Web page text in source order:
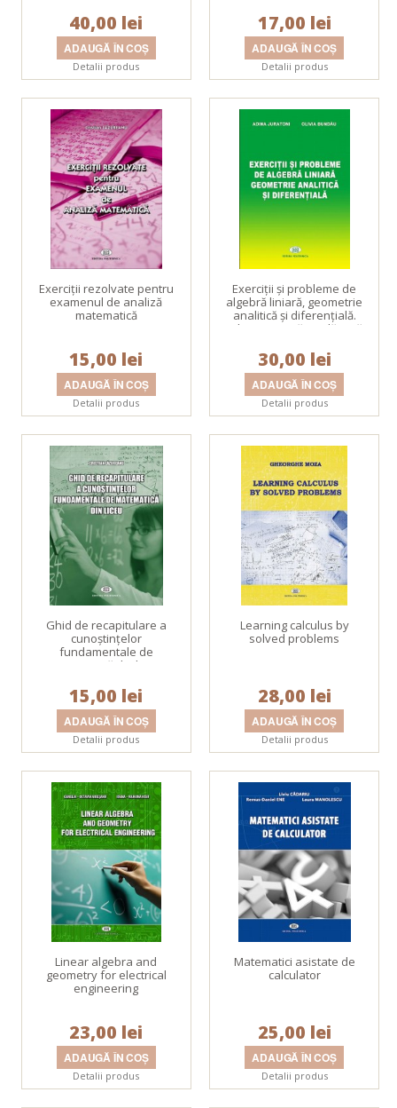
40,00 lei
Detalii produs
17,00 lei
Detalii produs
Exerciţii rezolvate pentru
examenul de analiză
matematică
15,00 lei
Detalii produs
Exerciţii şi probleme de
algebră liniară, geometrie
analitică şi diferenţială.
Ediţie revizută şi adăugită
30,00 lei
Detalii produs
Ghid de recapitulare a
cunoştinţelor
fundamentale de
matematică din liceu
15,00 lei
Detalii produs
Learning calculus by
solved problems
28,00 lei
Detalii produs
Linear algebra and
geometry for electrical
engineering
23,00 lei
Detalii produs
Matematici asistate de
calculator
25,00 lei
Detalii produs